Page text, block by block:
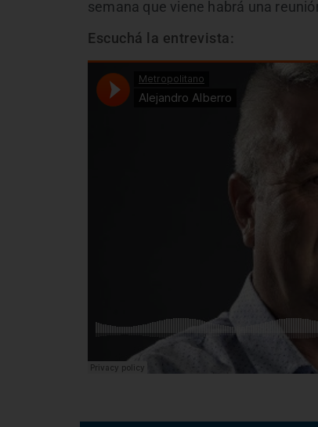
semana que viene habrá una
Escuchá la entrevista: